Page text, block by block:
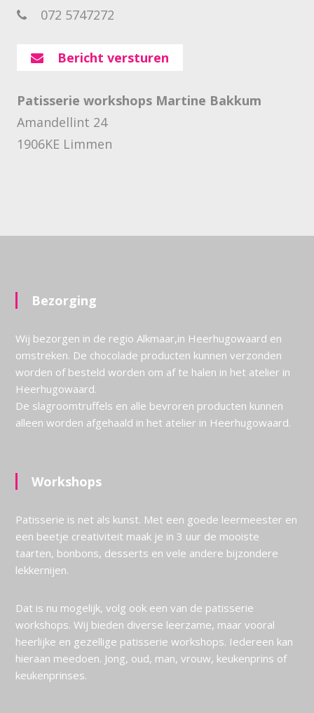
072 5747272
Bericht versturen
Patisserie workshops Martine Bakkum
Amandellint 24
1906KE Limmen
Bezorging
Wij bezorgen in de regio Alkmaar,in Heerhugowaard en
omstreken. De chocolade producten kunnen verzonden
worden of besteld worden om af te halen in het atelier in
Heerhugowaard.
De slagroomtruffels en alle bevroren producten kunnen
alleen worden afgehaald in het atelier in Heerhugowaard.
Workshops
Patisserie is net als kunst. Met een goede leermeester en
een beetje creativiteit maak je in 3 uur de mooiste
taarten, bonbons, desserts en vele andere bijzondere
lekkernijen.
Dat is nu mogelijk, volg ook een van de patisserie
workshops. Wij bieden diverse leerzame, maar vooral
heerlijke en gezellige patisserie workshops. Iedereen kan
hieraan meedoen. Jong, oud, man, vrouw, keukenprins of
keukenprinses.